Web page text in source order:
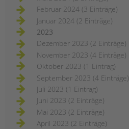
Februar 2024 (3 Einträge)
Januar 2024 (2 Einträge)
2023
Dezember 2023 (2 Einträge)
November 2023 (4 Einträge)
Oktober 2023 (1 Eintrag)
September 2023 (4 Einträge)
Juli 2023 (1 Eintrag)
Juni 2023 (2 Einträge)
Mai 2023 (2 Einträge)
April 2023 (2 Einträge)